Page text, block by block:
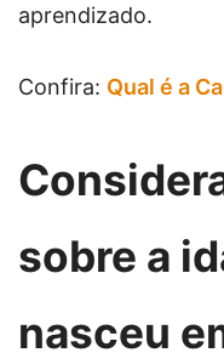
aprendizado.
Confira: Qual é a
sobre a
nasceu